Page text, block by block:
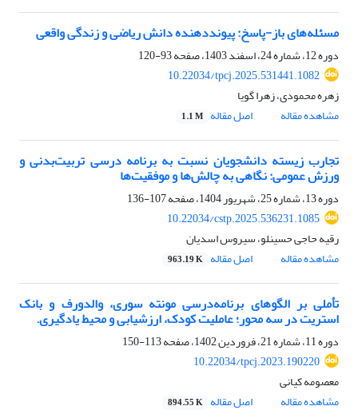
مسئله‌های باز-پاسخ: پیوند‌دهنده دانش ریاضی و زندگی واقعی
دوره 12، شماره 24، اسفند 1403، صفحه
93-120
10.22034/tpcj.2025.531441.1082
زهره محمودی، زهرا گویا
مشاهده مقاله
اصل مقاله 1.1 M
تجارب زیسته دانشجویان نسبت به برنامه درسی تربیت‌بدنی و
ورزش عمومی: نگاهی به چالش‌ها و موفقیت‌ها
دوره 13، شماره 25، شهریور 1404، صفحه
107-136
10.22034/cstp.2025.536231.1085
رقیه حاجی حسینلو، سیروس اسدیان
مشاهده مقاله
اصل مقاله 963.19 K
تأملی بر الگوهای برنامه‌درسی مونته سوری، والدورف و بانک
استریت در سه محور؛ عاملیت کودک، ارزشیابی و محیط یادگیری.
دوره 11، شماره 21، فروردین 1402، صفحه
113-150
10.22034/tpcj.2023.190220
معصومه کیانی
مشاهده مقاله
اصل مقاله 894.55 K